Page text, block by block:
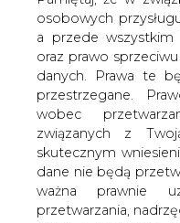
przestrzegane.
wobec
związanych z
skutecznym
dane nie będą
ważna prawnie
przetwarzania,
praw i wolności
dochodzenia lub
będą przetwarzane
po zgłoszeniu
koncerny
&#8211; donoszą
Oba dziennik cytują
Krzysztofa Kiliana,
poświęconej
półrocze
porozumienia w
spodziewać w przyszłą